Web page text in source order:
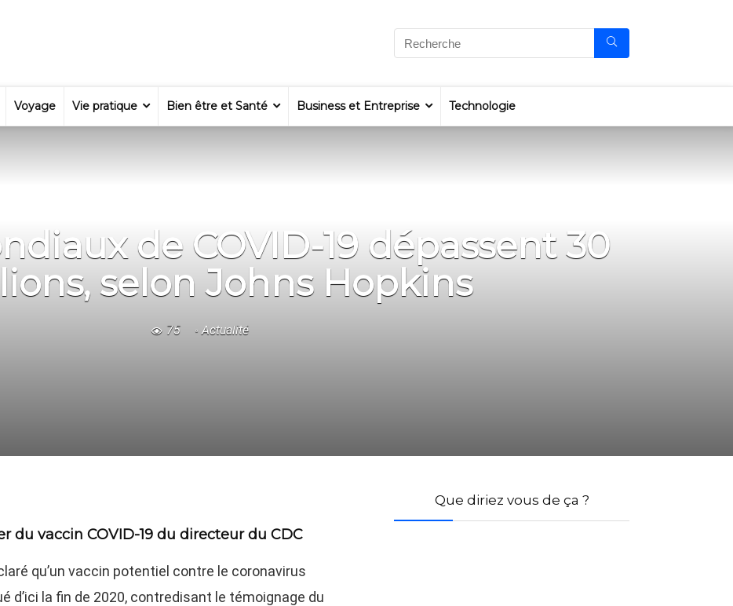
Voyage Vie pratique Bien être et Santé Business et Entreprise Technologie
de COVID-19 dépassent 30
selon Johns Hopkins
75 Actualité
du vaccin COVID-19 du directeur du CDC
qu’un vaccin potentiel contre le coronavirus
d’ici la fin de 2020, contredisant le témoignage du
Que diriez vous de ça ?